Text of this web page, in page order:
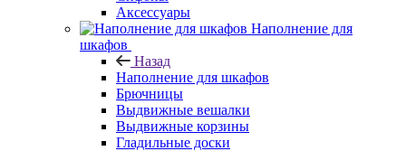
Аксессуары
Наполнение для
шкафов
Назад
Наполнение для шкафов
Брючницы
Выдвижные вешалки
Выдвижные корзины
Гладильные доски